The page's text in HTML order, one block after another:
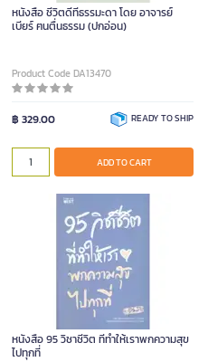
หนังสือ ชีวิตดีที่ธรรมะดา โดย อาจารย์
เบียร์ ฅนตื่นธรรม (ปกอ่อน)
Product Code DA13470
฿ 329.00 READY TO SHIP
ADD TO CART
หนังสือ 95 วิชาชีวิต ที่ทำให้เราพกความสุข
ไปทุกที่